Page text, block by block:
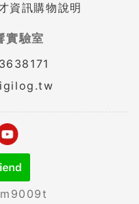
資訊購物說明
實驗室